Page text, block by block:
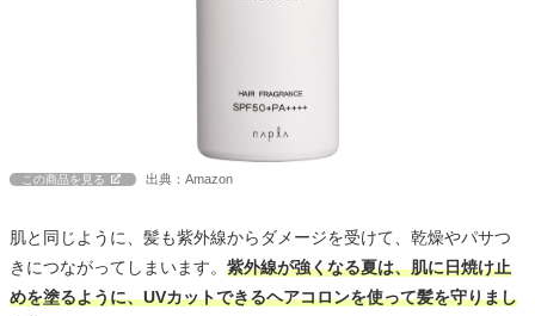
この商品を見る 出典：Amazon
肌と同じように、髪も紫外線からダメージを受けて、乾燥やパサつ
きにつながってしまいます。 紫外線が強くなる夏は、肌に日焼け止
めを塗るように、UVカットできるヘアコロンを使って髪を守りまし